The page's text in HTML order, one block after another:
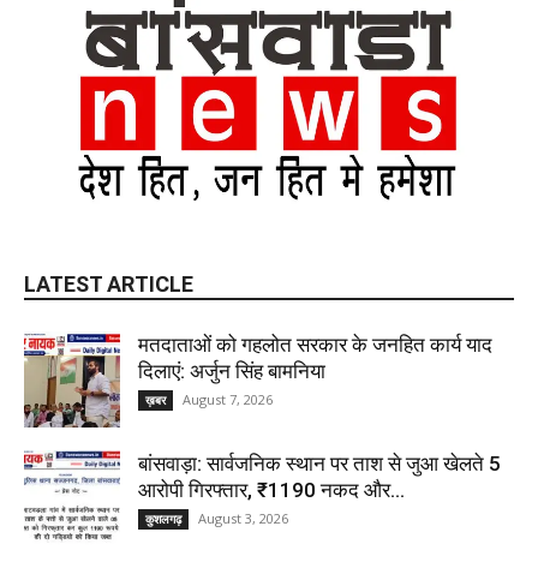
LATEST ARTICLE
मतदाताओं को गहलोत सरकार के जनहित कार्य याद
दिलाएं: अर्जुन सिंह बामनिया
ख़बर August 7, 2026
बांसवाड़ा: सार्वजनिक स्थान पर ताश से जुआ खेलते 5
आरोपी गिरफ्तार, ₹1190 नकद और...
कुशलगढ़ August 3, 2026